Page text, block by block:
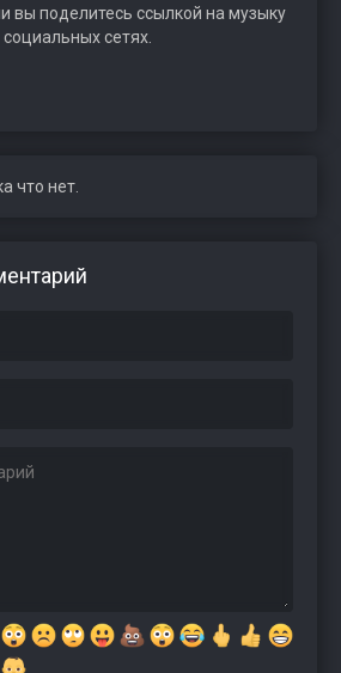
вы поделитесь ссылкой на музыку
сетях.
что нет.